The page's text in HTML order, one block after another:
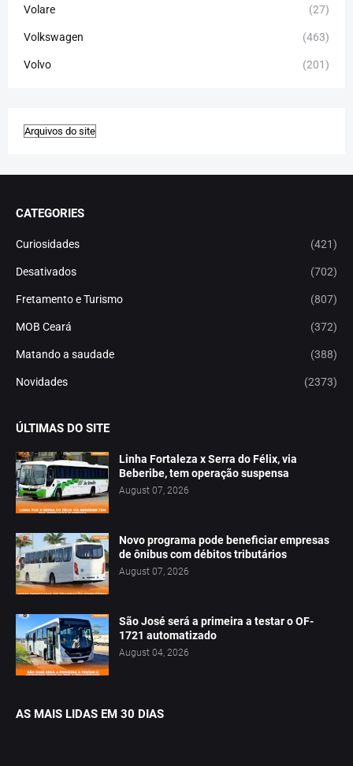
Volare (27)
Volkswagen (463)
Volvo (201)
CATEGORIES
Curiosidades (421)
Desativados (702)
Fretamento e Turismo (807)
MOB Ceará (372)
Matando a saudade (388)
Novidades (2373)
ÚLTIMAS DO SITE
Linha Fortaleza x Serra do Félix, via
Beberibe, tem operação suspensa
August 07, 2026
Novo programa pode beneficiar empresas
de ônibus com débitos tributários
August 07, 2026
São José será a primeira a testar o OF-
1721 automatizado
August 04, 2026
AS MAIS LIDAS EM 30 DIAS